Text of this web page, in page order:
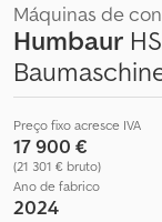
Máquinas de
Humbaur
Preço fixo acresce IVA
17 900 €
(21 301 € bruto)
Ano de fabrico
2024